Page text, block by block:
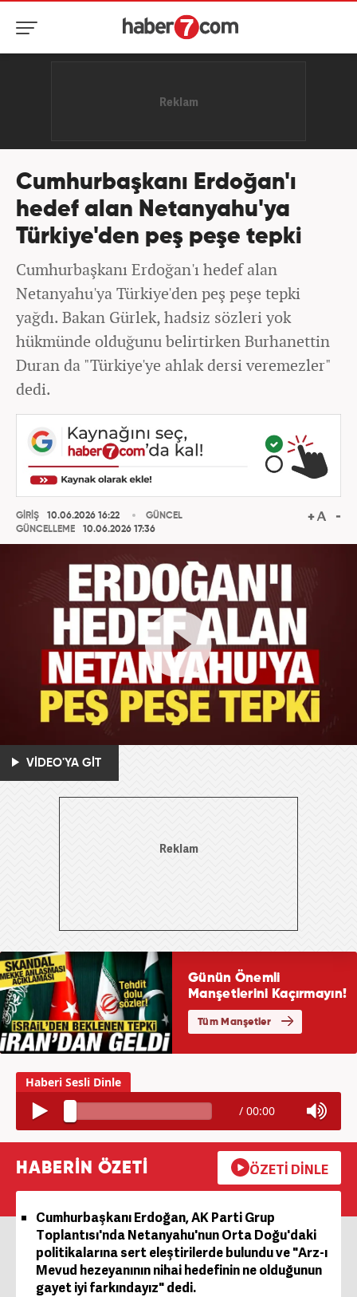
Cumhurbaşkanı Erdoğan'ı
hedef alan Netanyahu'ya
Türkiye'den peş peşe tepki
Cumhurbaşkanı Erdoğan'ı hedef alan
Netanyahu'ya Türkiye'den peş peşe tepki
yağdı. Bakan Gürlek, hadsiz sözleri yok
hükmünde olduğunu belirtirken Burhanettin
Duran da "Türkiye'ye ahlak dersi veremezler"
dedi.
GİRİŞ
10.06.2026 16:22
GÜNCELLEME
10.06.2026 17:36
GÜNCEL
VİDEO'YA GİT
/ 00:00
HABERİN ÖZETİ ÖZETİ DİNLE
Cumhurbaşkanı Erdoğan, AK Parti Grup
Toplantısı'nda Netanyahu'nun Orta Doğu'daki
politikalarına sert eleştirilerde bulundu ve "Arz-ı
Mevud hezeyanının nihai hedefinin ne olduğunun
gayet iyi farkındayız" dedi.